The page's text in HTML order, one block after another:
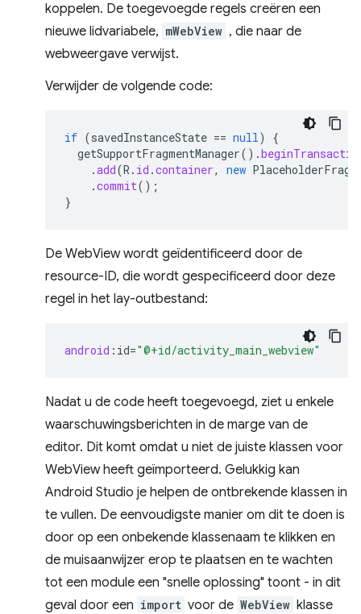
koppelen. De toegevoegde regels creëren een
nieuwe lidvariabele, mWebView , die naar de
webweergave verwijst.
Verwijder de volgende code:
if (savedInstanceState == null)
{
getSupportFragmentManager().
.add(R . id .container, new
.commit();
}
De WebView wordt geïdentificeerd door de
resource-ID, die wordt gespecificeerd door deze
regel in het lay-outbestand:
android : id="@+id/activity_main_webview"
Nadat u de code heeft toegevoegd, ziet u enkele
waarschuwingsberichten in de marge van de
editor. Dit komt omdat u niet de juiste klassen voor
WebView heeft geïmporteerd. Gelukkig kan
Android Studio je helpen de ontbrekende klassen in
te vullen. De eenvoudigste manier om dit te doen is
door op een onbekende klassenaam te klikken en
de muisaanwijzer erop te plaatsen en te wachten
tot een module een "snelle oplossing" toont - in dit
geval door een import voor de WebView klasse